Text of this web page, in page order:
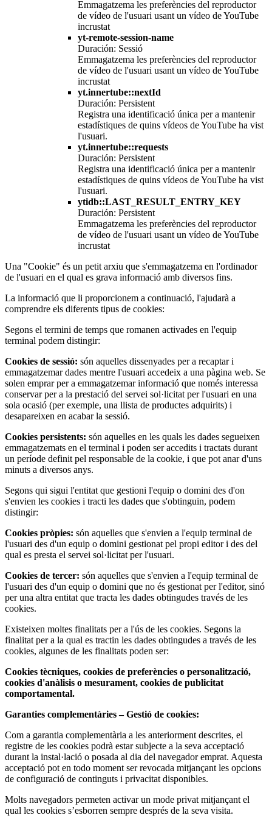
Emmagatzema les preferències del reproductor
de vídeo de l'usuari usant un vídeo de YouTube
incrustat
yt-remote-session-name
Duración: Sessió
Emmagatzema les preferències del reproductor
de vídeo de l'usuari usant un vídeo de YouTube
incrustat
yt.innertube::nextId
Duración: Persistent
Registra una identificació única per a mantenir
estadístiques de quins vídeos de YouTube ha vist
l'usuari.
yt.innertube::requests
Duración: Persistent
Registra una identificació única per a mantenir
estadístiques de quins vídeos de YouTube ha vist
l'usuari.
ytidb::LAST_RESULT_ENTRY_KEY
Duración: Persistent
Emmagatzema les preferències del reproductor
de vídeo de l'usuari usant un vídeo de YouTube
incrustat
Una "Cookie" és un petit arxiu que s'emmagatzema en l'ordinador
de l'usuari en el qual es grava informació amb diversos fins.
La informació que li proporcionem a continuació, l'ajudarà a
comprendre els diferents tipus de cookies:
Segons el termini de temps que romanen activades en l'equip
terminal podem distingir:
Cookies de sessió: són aquelles dissenyades per a recaptar i
emmagatzemar dades mentre l'usuari accedeix a una pàgina web. Se
solen emprar per a emmagatzemar informació que només interessa
conservar per a la prestació del servei sol·licitat per l'usuari en una
sola ocasió (per exemple, una llista de productes adquirits) i
desapareixen en acabar la sessió.
Cookies persistents: són aquelles en les quals les dades segueixen
emmagatzemats en el terminal i poden ser accedits i tractats durant
un període definit pel responsable de la cookie, i que pot anar d'uns
minuts a diversos anys.
Segons qui sigui l'entitat que gestioni l'equip o domini des d'on
s'envien les cookies i tracti les dades que s'obtinguin, podem
distingir:
Cookies pròpies: són aquelles que s'envien a l'equip terminal de
l'usuari des d'un equip o domini gestionat pel propi editor i des del
qual es presta el servei sol·licitat per l'usuari.
Cookies de tercer: són aquelles que s'envien a l'equip terminal de
l'usuari des d'un equip o domini que no és gestionat per l'editor, sinó
per una altra entitat que tracta les dades obtingudes través de les
cookies.
Existeixen moltes finalitats per a l'ús de les cookies. Segons la
finalitat per a la qual es tractin les dades obtingudes a través de les
cookies, algunes de les finalitats poden ser:
Cookies tècniques, cookies de preferències o personalització,
cookies d'anàlisis o mesurament, cookies de publicitat
comportamental.
Garanties complementàries – Gestió de cookies:
Com a garantia complementària a les anteriorment descrites, el
registre de les cookies podrà estar subjecte a la seva acceptació
durant la instal·lació o posada al dia del navegador emprat. Aquesta
acceptació pot en todo moment ser revocada mitjançant les opcions
de configuració de continguts i privacitat disponibles.
Molts navegadors permeten activar un mode privat mitjançant el
qual les cookies s’esborren sempre després de la seva visita.